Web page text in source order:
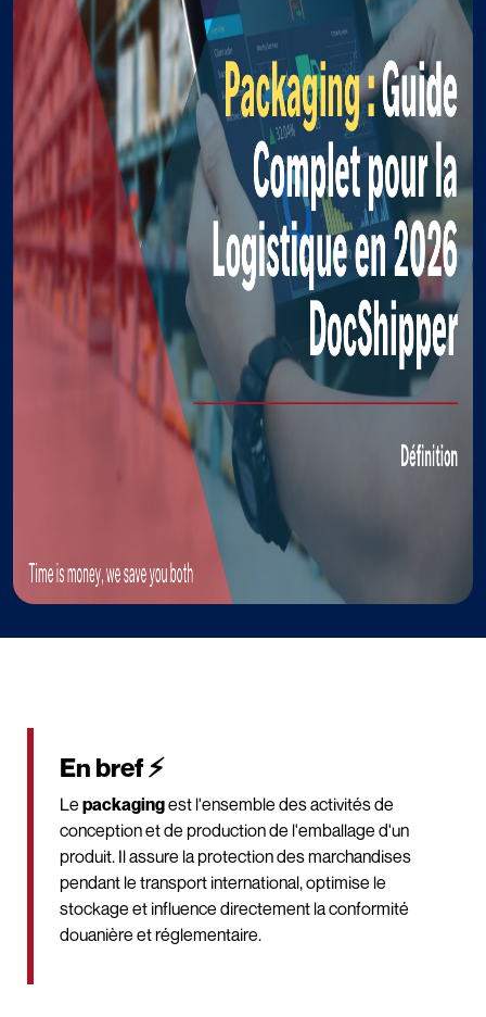
En bref ⚡
Le packagingest l'ensemble des activités de
conception et de production de l'emballage d'un
produit. Il assure la protection des marchandises
pendant le transport international, optimise le
stockage et influence directement la conformité
douanière et réglementaire.